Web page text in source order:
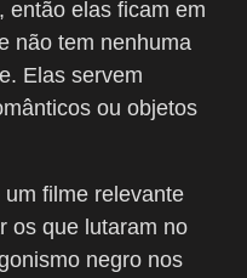
então elas ficam em
não tem nenhuma
Elas servem
ou objetos
um filme relevante
os que lutaram no
negro nos